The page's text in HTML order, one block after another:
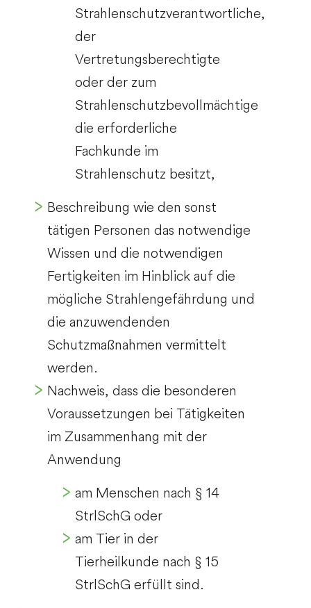
Strahlenschutzverantwortliche,
der
Vertretungsberechtigte
oder der zum
Strahlenschutzbevollmächtige
die erforderliche
Fachkunde im
Strahlenschutz besitzt,
Beschreibung wie den sonst
tätigen Personen das notwendige
Wissen und die notwendigen
Fertigkeiten im Hinblick auf die
mögliche Strahlengefährdung und
die anzuwendenden
Schutzmaßnahmen vermittelt
werden.
Nachweis, dass die besonderen
Voraussetzungen bei Tätigkeiten
im Zusammenhang mit der
Anwendung
am Menschen nach § 14
StrlSchG oder
am Tier in der
Tierheilkunde nach § 15
StrlSchG erfüllt sind.